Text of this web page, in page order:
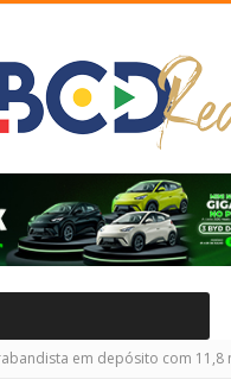
em depósito com